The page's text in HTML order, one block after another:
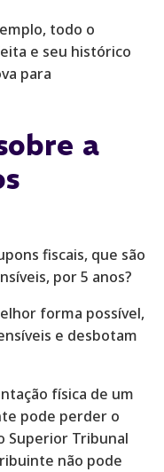
todo o
e seu histórico
para
a
fiscais, que são
por 5 anos?
forma possível,
e desbotam
física de um
pode perder o
Superior Tribunal
não pode